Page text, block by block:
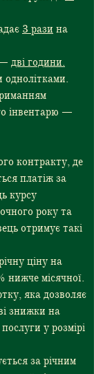
3 рази на
дві години.
однолітками.
інвентарю —
контракту, де
платіж за
курсу
року та
отримує такі
ціну на
нижче місячної.
яка дозволяє
знижки на
у розмірі
за річним